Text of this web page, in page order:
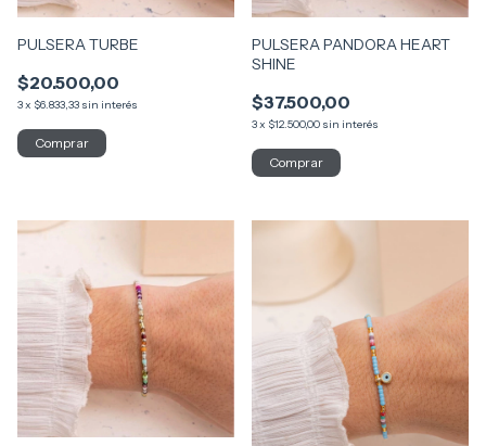
PULSERA TURBE
$20.500,00
3x $6.833,33 sin interés
Comprar
PULSERA PANDORA HEART
SHINE
$37.500,00
3x $12.500,00 sin interés